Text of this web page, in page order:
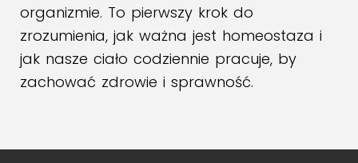
organizmie. To pierwszy krok do
zrozumienia, jak ważna jest homeostaza i
jak nasze ciało codziennie pracuje, by
zachować zdrowie i sprawność.